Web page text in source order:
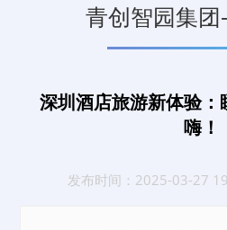
青创智园集
深圳酒店旅游新体验
嗨！
发布时间：2025-03-27